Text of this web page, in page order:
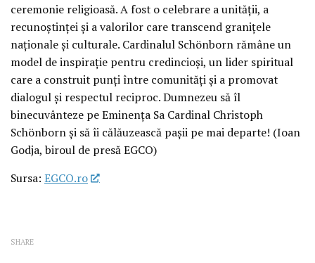
ceremonie religioasă. A fost o celebrare a unității, a
recunoștinței și a valorilor care transcend granițele
naționale și culturale. Cardinalul Schönborn rămâne un
model de inspirație pentru credincioși, un lider spiritual
care a construit punți între comunități și a promovat
dialogul și respectul reciproc. Dumnezeu să îl
binecuvânteze pe Eminența Sa Cardinal Christoph
Schönborn și să îi călăuzească pașii pe mai departe! (Ioan
Godja, biroul de presă EGCO)
Sursa: EGCO.ro
SHARE